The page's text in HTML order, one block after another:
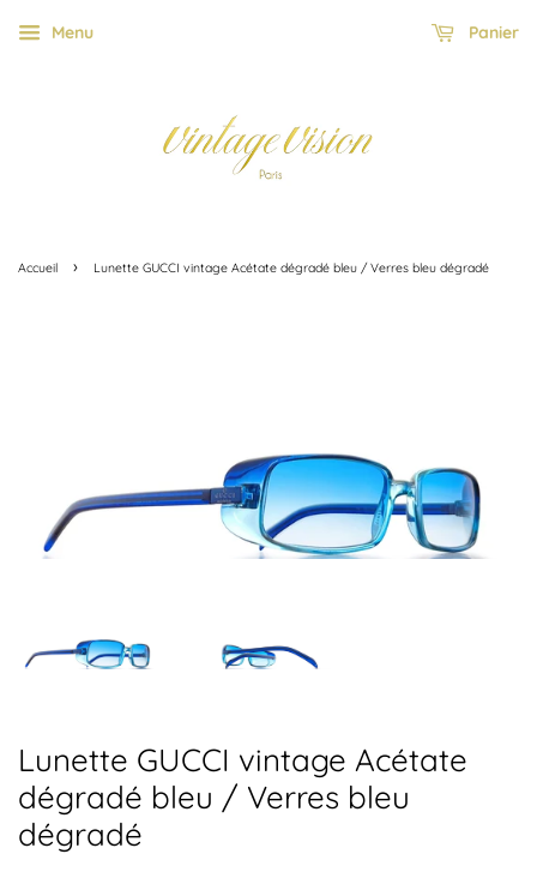
Menu Panier
Accueil › Lunette GUCCI vintage Acétate dégradé bleu / Verres bleu dégradé
Lunette GUCCI vintage Acétate
dégradé bleu / Verres bleu
dégradé